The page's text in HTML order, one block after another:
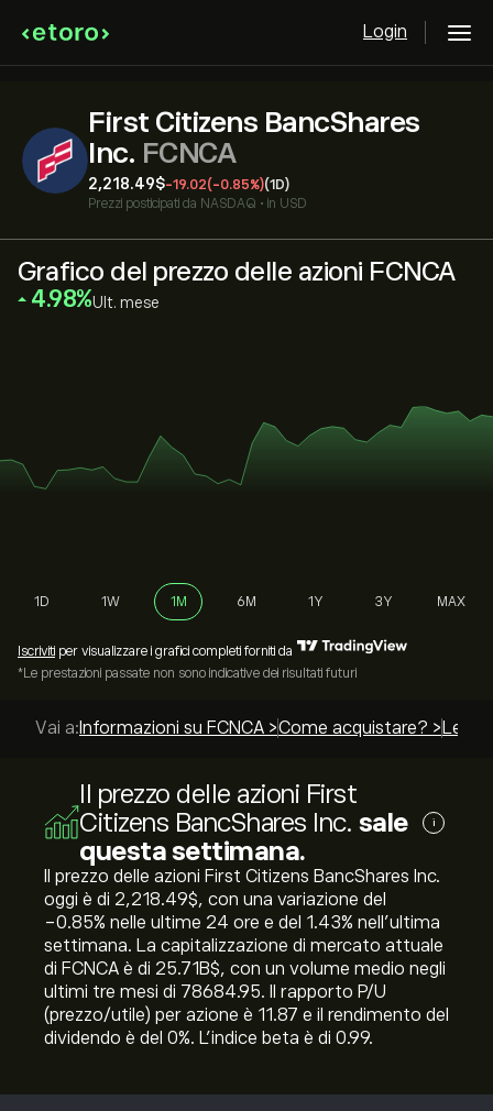
Login
First Citizens BancShares
Inc. FCNCA
2,218.49‎$‎-19.02(-0.85%)(1D)
Prezzi posticipati da NASDAQ • in USD
Grafico del prezzo delle azioni FCNCA
‎4.98‎ Ult. mese
1D 1W 1M 6M 1Y 3Y MAX
Iscriviti per visualizzare i grafici completi forniti da
*Le prestazioni passate non sono indicative dei risultati futuri
Vai a: Informazioni su FCNCA >Come acquistare? > Le
Il prezzo delle azioni First
Citizens BancShares Inc. sale
questa settimana.
i
Il prezzo delle azioni First Citizens BancShares Inc.
oggi è di 2,218.49‎$‎, con una variazione del
‎-0.85‎% nelle ultime 24 ore e del ‎1.43‎% nell'ultima
settimana. La capitalizzazione di mercato attuale
di FCNCA è di 25.71B‎$‎, con un volume medio negli
ultimi tre mesi di 78684.95. Il rapporto P/U
(prezzo/utile) per azione è 11.87 e il rendimento del
dividendo è del 0%. L'indice beta è di 0.99.